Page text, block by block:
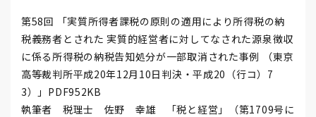
第58回 「実質所得者課税の原則の適用により所得税の納
税義務者とされた 実質的経営者に対してなされた源泉徴収
に係る所得税の納税告知処分が一部取消された事例 （東京
高等裁判所平成20年12月10日判決・平成20（行コ）7
3）」PDF952KB
執筆者 税理士 佐野 幸雄 「税と経営」（第1709号に